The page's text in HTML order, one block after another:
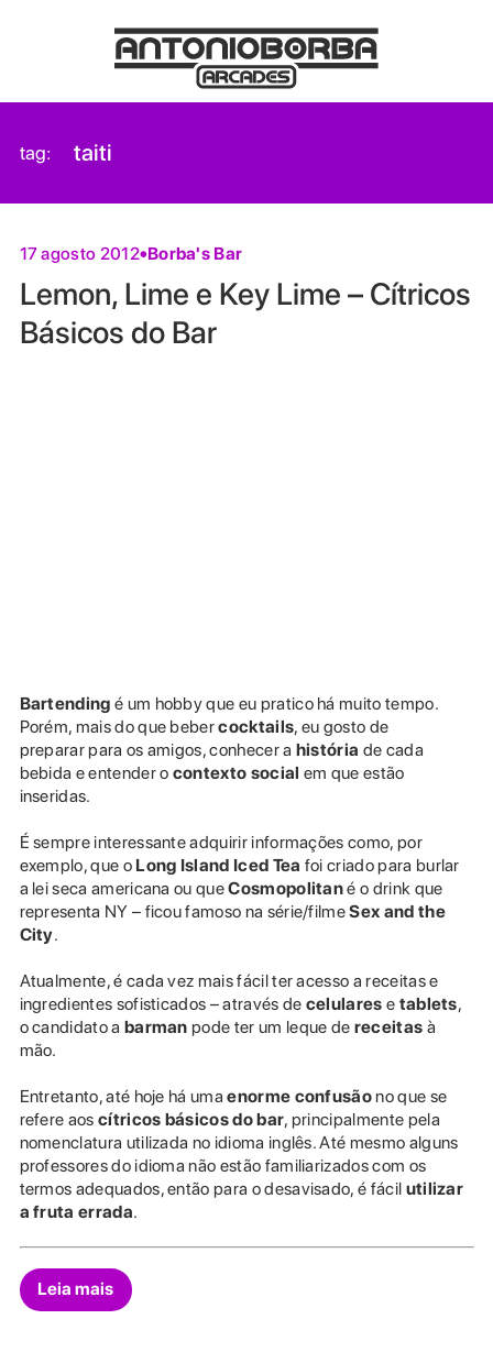
tag: taiti
17 agosto 2012 Borba's Bar
Lemon, Lime e Key Lime – Cítricos
Básicos do Bar
Bartending é um hobby que eu pratico há muito tempo.
Porém, mais do que bebercocktails, eu gosto de
preparar para os amigos, conhecer a história de cada
bebida e entender o contexto social em que estão
inseridas.
É sempre interessante adquirir informações como, por
exemplo, que o Long Island Iced Tea foi criado para burlar
a lei seca americana ou queCosmopolitané o drink que
representa NY – ficou famoso na série/filmeSex and the
City.
Atualmente, é cada vez mais fácil ter acesso a receitas e
ingredientes sofisticados – através de celulares e tablets,
o candidato a barman pode ter um leque de receitas à
mão.
Entretanto, até hoje há umaenorme confusãono que se
refere aos cítricos básicos do bar, principalmente pela
nomenclatura utilizada no idioma inglês. Até mesmo alguns
professores do idioma não estão familiarizados com os
termos adequados, então para o desavisado, é fácil utilizar
a fruta errada.
Leia mais